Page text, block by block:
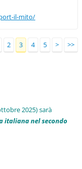
il-mito/
2 3 4 5 > >>
2025) sarà
italiana nel secondo